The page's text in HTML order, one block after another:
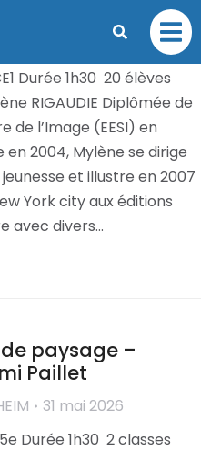
31 mai 2026
Durée 1h30 20 élèves
RIGAUDIE Diplômée de
de l’Image (EESI) en
2004, Mylène se dirige
et illustre en 2007
York city aux éditions
avec divers…
paysage –
Paillet
31 mai 2026
5e Durée 1h30 2 classes